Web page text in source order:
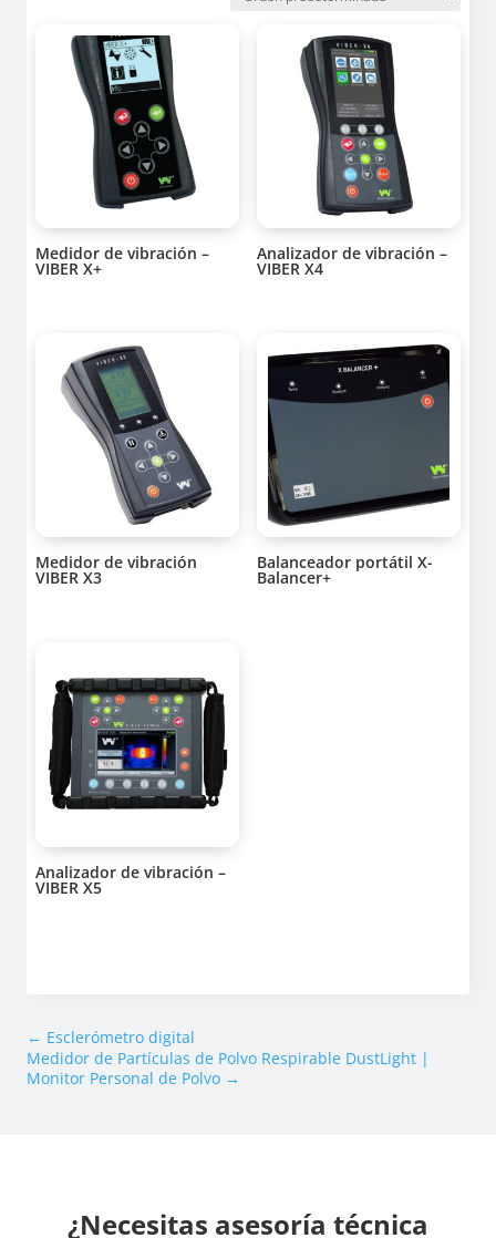
Medidor de vibración –
VIBER X+
Analizador de vibración –
VIBER X4
Medidor de vibración
VIBER X3
Balanceador portátil X-
Balancer+
Analizador de vibración –
VIBER X5
← Esclerómetro digital
Medidor de Partículas de Polvo Respirable DustLight |
Monitor Personal de Polvo →
¿Necesitas asesoría técnica